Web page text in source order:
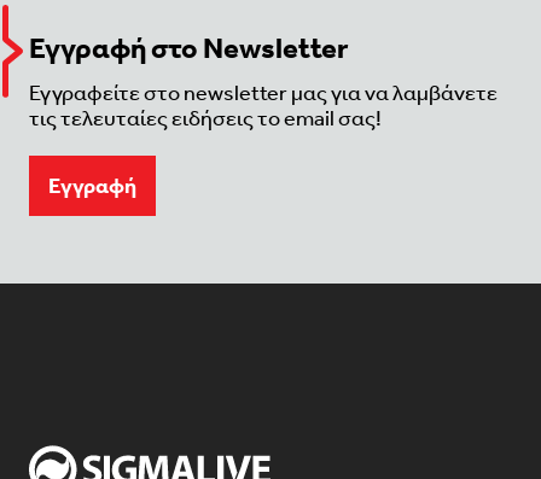
Εγγραφή στο Newsletter
Εγγραφείτε στο newsletter μας για να λαμβάνετε
τις τελευταίες ειδήσεις το email σας!
Eγγραφή